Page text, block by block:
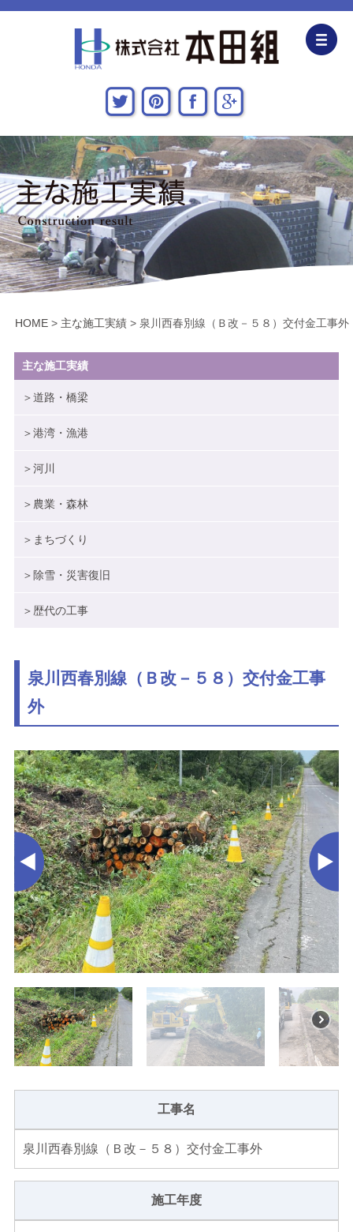
企業情報
CSR活動
主な施工実績
採用情報
関連会社
お問い合わせ・アクセス
新着情報・地域貢献活動
HOME > 主な施工実績 > 泉川西春別線（Ｂ改－５８）交付金工事外
主な施工実績
＞道路・橋梁
＞港湾・漁港
＞河川
＞農業・森林
＞まちづくり
＞除雪・災害復旧
＞歴代の工事
泉川西春別線（Ｂ改－５８）交付金工事
外
工事名
泉川西春別線（Ｂ改－５８）交付金工事外
施工年度